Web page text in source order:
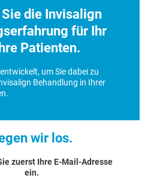
die Invisalign
für Ihr
Patienten.
um Sie dabei zu
Behandlung in Ihrer
wir los.
zuerst Ihre E-Mail-Adresse
ein.